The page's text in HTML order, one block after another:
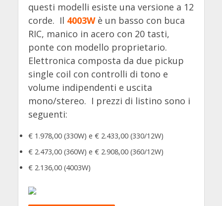
questi modelli esiste una versione a 12
corde. Il 4003Wè un basso con buca
RIC, manico in acero con 20 tasti,
ponte con modello proprietario.
Elettronica composta da due pickup
single coil con controlli di tono e
volume indipendenti e uscita
mono/stereo. I prezzi di listino sono i
seguenti:
€ 1.978,00 (330W) e € 2.433,00 (330/12W)
€ 2.473,00 (360W) e € 2.908,00 (360/12W)
€ 2.136,00 (4003W)